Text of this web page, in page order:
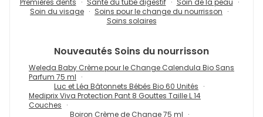
Soin du visage
Soins pour le change du nourrisson
Soins solaires
Nouveautés Soins du nourrisson
Weleda Baby Crème pour le Change Calendula Bio Sans
Parfum 75 ml
Luc et Léa Bâtonnets Bébés Bio 60 Unités
Mediprix Viva Protection Pant 8 Gouttes Taille L 14
Couches
Boiron Crème de Change 75 ml